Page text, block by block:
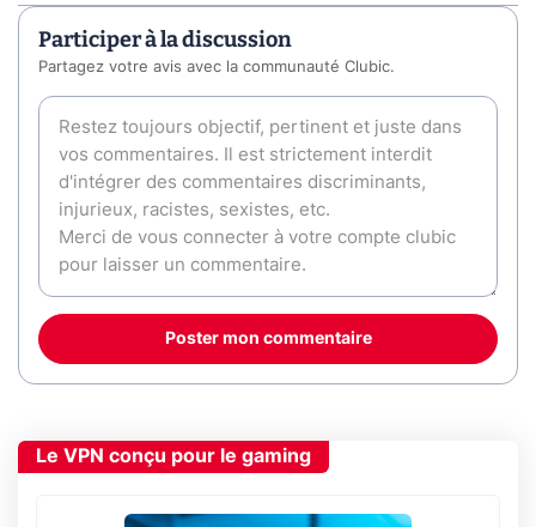
Participer à la discussion
Partagez votre avis avec la communauté Clubic.
Poster mon commentaire
Le VPN conçu pour le gaming